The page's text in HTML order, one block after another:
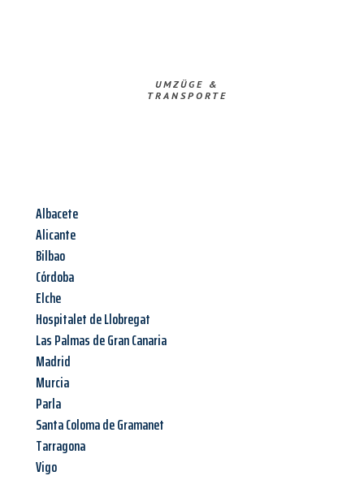
UMZÜGE &
TRANSPORTE
Albacete
Alicante
Bilbao
Córdoba
Elche
Hospitalet de Llobregat
Las Palmas de Gran Canaria
Madrid
Murcia
Parla
Santa Coloma de Gramanet
Tarragona
Vigo